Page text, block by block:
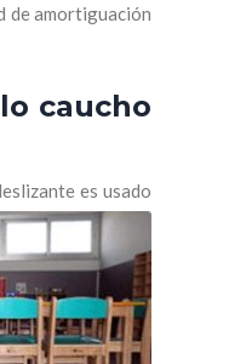
de amortiguación
caucho
es usado